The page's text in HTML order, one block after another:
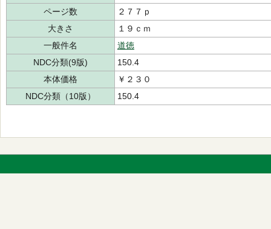
ページ数
２７７ｐ
大きさ
１９ｃｍ
一般件名
道徳
NDC分類(9版)
150.4
本体価格
￥２３０
NDC分類（10版）
150.4